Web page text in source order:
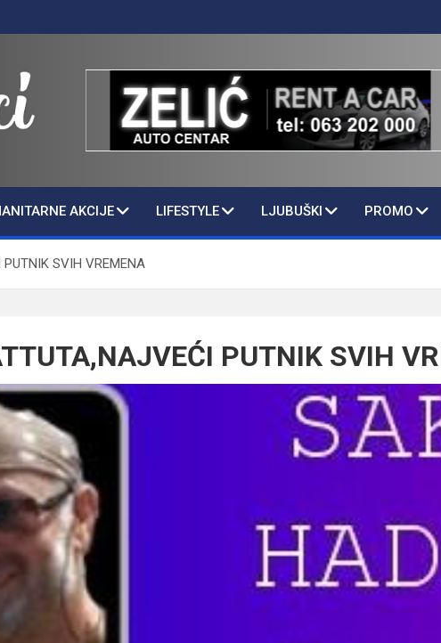
AKCIJE LIFESTYLE LJUBUŠKI PROMO
SVIH VREMENA
PUTNIK SVIH